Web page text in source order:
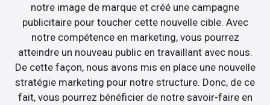
notre image de marque et créé une campagne
publicitaire pour toucher cette nouvelle cible. Avec
notre compétence en marketing, vous pourrez
atteindre un nouveau public en travaillant avec nous.
De cette façon, nous avons mis en place une nouvelle
stratégie marketing pour notre structure. Donc, de ce
fait, vous pourrez bénéficier de notre savoir-faire en